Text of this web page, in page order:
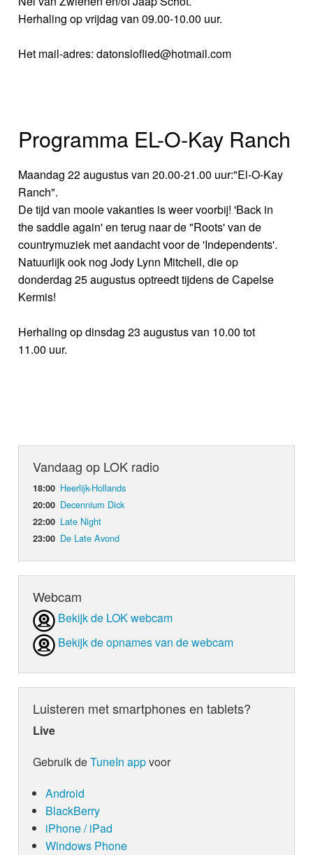
Herhaling op vrijdag van 09.00-10.00 uur.
Het mail-adres: datonsloflied@hotmail.com
Programma EL-O-Kay Ranch
Maandag 22 augustus van 20.00-21.00 uur:"El-O-Kay
Ranch".
De tijd van mooie vakanties is weer voorbij! 'Back in
the saddle again' en terug naar de "Roots' van de
countrymuziek met aandacht voor de 'Independents'.
Natuurlijk ook nog Jody Lynn Mitchell, die op
donderdag 25 augustus optreedt tijdens de Capelse
Kermis!
Herhaling op dinsdag 23 augustus van 10.00 tot
11.00 uur.
Vandaag op LOK radio
18:00 Heerlijk-Hollands
20:00 Decennium Dick
22:00 Late Night
23:00 De Late Avond
Webcam
Bekijk de LOK webcam
Bekijk de opnames van de webcam
Luisteren met smartphones en tablets?
Live
Gebruik deTuneIn appvoor
Android
BlackBerry
iPhone / iPad
Windows Phone